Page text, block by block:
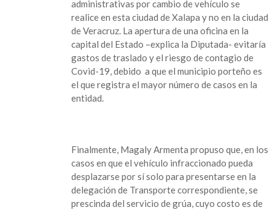
administrativas por cambio de vehículo se
realice en esta ciudad de Xalapa y no en la ciudad
de Veracruz. La apertura de una oficina en la
capital del Estado –explica la Diputada- evitaría
gastos de traslado y el riesgo de contagio de
Covid-19, debido a que el municipio porteño es
el que registra el mayor número de casos en la
entidad.
Finalmente, Magaly Armenta propuso que, en los
casos en que el vehículo infraccionado pueda
desplazarse por sí solo para presentarse en la
delegación de Transporte correspondiente, se
prescinda del servicio de grúa, cuyo costo es de